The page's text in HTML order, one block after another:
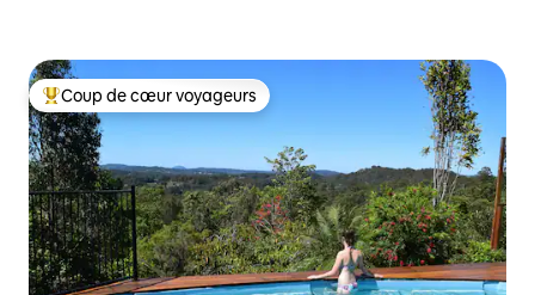
Coups de cœur voyageurs les plus appréciés
Coup de cœur voyageurs